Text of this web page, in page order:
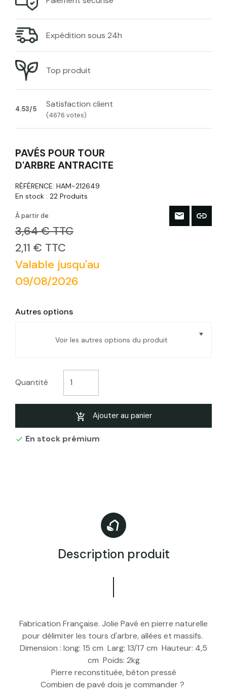
Expédition sous 24h
Top produit
4.53/5 Satisfaction client
(4676 votes)
PAVÉS POUR TOUR
D'ARBRE ANTRACITE
RÉFÉRENCE: HAM-212649
En stock : 22 Produits
À partir de
3,64 € TTC
2,11 € TTC
Valable jusqu'au
09/08/2026
Autres options
Voir les autres options du produit
Pavés pour tour d'arbre
Quantité
Ajouter au panier
 En stock prémium
Description produit
Fabrication Française. Jolie Pavé en pierre naturelle
pour délimiter les tours d'arbre, allées et massifs.
Dimension : long: 15 cm Larg: 13/17 cm Hauteur: 4,5
cm Poids: 2kg
Pierre reconstituée, béton pressé
Combien de pavé dois je commander ?